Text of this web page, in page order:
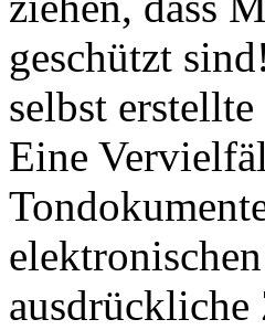
geschützt
selbst
Eine
ausdrückliche